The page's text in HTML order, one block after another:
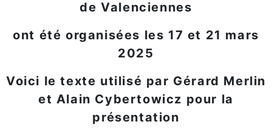
de Valenciennes
ont été organisées les 17 et 21 mars
2025
Voici le texte utilisé par Gérard Merlin
et Alain Cybertowicz pour la
présentation